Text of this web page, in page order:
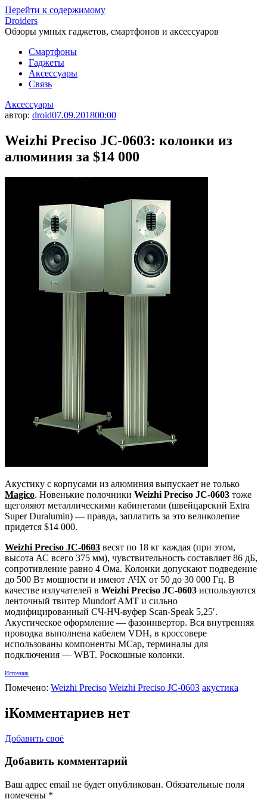
Перейти к содержимому
Droiders
Обзоры умных гаджетов, смартфонов и аксессуаров
Смартфоны
Гаджеты
Аксессуары
Связь
Аксессуары
автор: droid07.09.201800:00
Weizhi Preciso JC-0603: колонки из
алюминия за $14 000
Акустику с корпусами из алюминия выпускает не только
Magico. Новенькие полочники Weizhi Preciso JC-0603 тоже
щеголяют металлическими кабинетами (швейцарский Extra
Super Duralumin) — правда, заплатить за это великолепие
придется $14 000.
Weizhi Preciso JC-0603 весят по 18 кг каждая (при этом,
высота АС всего 375 мм), чувствительность составляет 86 дБ,
сопротивление равно 4 Ома. Колонки допускают подведение
до 500 Вт мощности и имеют АЧХ от 50 до 30 000 Гц. В
качестве излучателей в Weizhi Preciso JC-0603 используются
ленточный твитер Mundorf AMT и сильно
модифицированный СЧ-НЧ-вуфер Scan-Speak 5,25′.
Акустическое оформление — фазоинвертор. Вся внутренняя
проводка выполнена кабелем VDH, в кроссовере
использованы компоненты MCap, терминалы для
подключения — WBT. Роскошные колонки.
Источник
Помечено: Weizhi Preciso Weizhi Preciso JC-0603 акустика
iКомментариев нет
Добавить своё
Добавить комментарий
Ваш адрес email не будет опубликован. Обязательные поля
помечены *